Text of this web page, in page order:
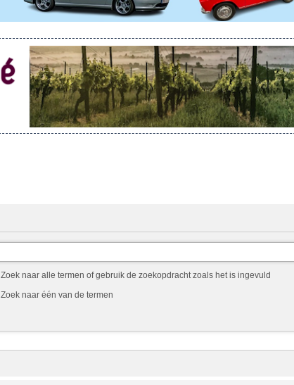
Zoek naar alle termen of gebruik de zoekopdracht zoals het is ingevuld
Zoek naar één van de termen